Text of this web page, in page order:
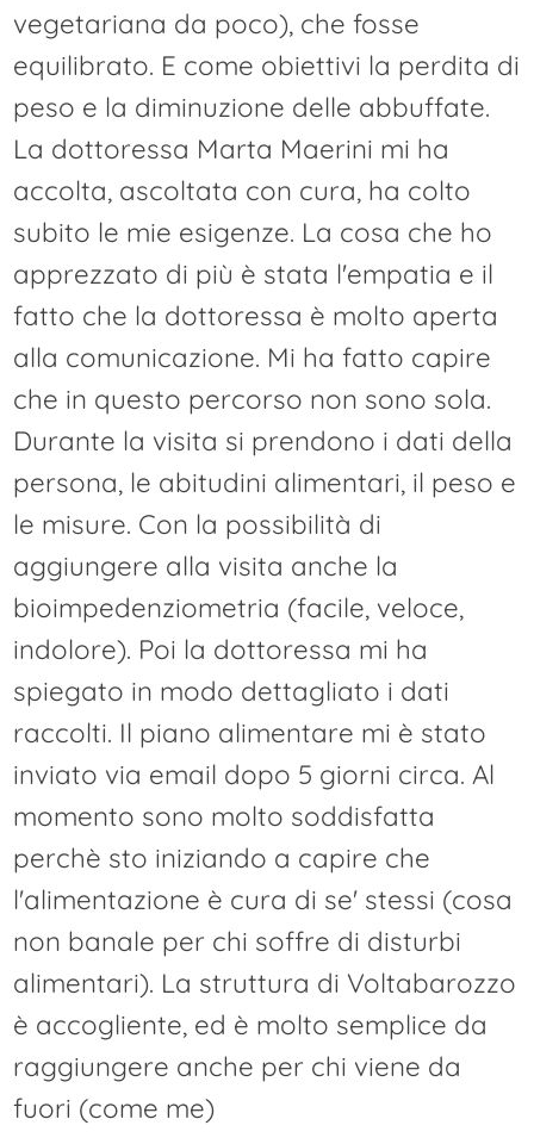
vegetariana da poco), che fosse
equilibrato. E come obiettivi la perdita di
peso e la diminuzione delle abbuffate.
La dottoressa Marta Maerini mi ha
accolta, ascoltata con cura, ha colto
subito le mie esigenze. La cosa che ho
apprezzato di più è stata l'empatia e il
fatto che la dottoressa è molto aperta
alla comunicazione. Mi ha fatto capire
che in questo percorso non sono sola.
Durante la visita si prendono i dati della
persona, le abitudini alimentari, il peso e
le misure. Con la possibilità di
aggiungere alla visita anche la
bioimpedenziometria (facile, veloce,
indolore). Poi la dottoressa mi ha
spiegato in modo dettagliato i dati
raccolti. Il piano alimentare mi è stato
inviato via email dopo 5 giorni circa. Al
momento sono molto soddisfatta
perchè sto iniziando a capire che
l'alimentazione è cura di se' stessi (cosa
non banale per chi soffre di disturbi
alimentari). La struttura di Voltabarozzo
è accogliente, ed è molto semplice da
raggiungere anche per chi viene da
fuori (come me)